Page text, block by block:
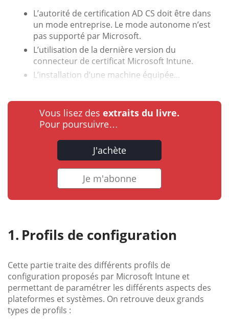
L’autorité de certification AD CS doit être dans
un mode entreprise. Le mode autonome n’est
pas supporté par Microsoft.
L’utilisation de la dernière version du
connecteur de certificat Microsoft Intune.
L’installation d’une machine équipée...
Vous lisez des extraits du livre.
Pour poursuivre…
J'achète
Je m'abonne
Profils de configuration
Cette partie traite des différents profils de
configuration proposés par Microsoft Intune et
permettant de paramétrer les différents aspects des
plateformes et systèmes. On retrouve deux grands
types de profils :